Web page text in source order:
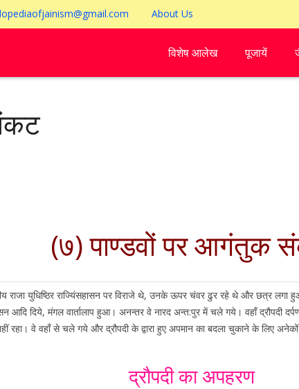
About Us
विशेष आलेख पूजायें
(७) पाण्डवों पर आगंतुक
युधिष्ठिर राज्यिंसहासन पर विराजे थे, उनके ऊपर चंवर ढुर रहे थे और छत्र लगा
दिये, मंगल वार्तालाप हुआ। अनन्तर वे नारद अन्त:पुर में चले गये। वहाँ द्रौपदी
रहा। वे वहाँ से चले गये और द्रौपदी के द्वारा हुए अपमान का बदला चुकाने के लिए
द्रौपदी का अपहरण